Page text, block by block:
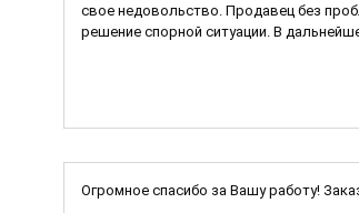
свое недовольство. Продавец без
решение спорной ситуации. В
Огромное спасибо за Вашу работу!